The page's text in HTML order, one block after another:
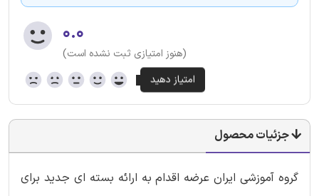
۰.۰
(هنوز امتیازی ثبت نشده است)
جزئیات محصول
گروه آموزشی ایران عرضه اقدام به ارائه بسته ای جدید برای